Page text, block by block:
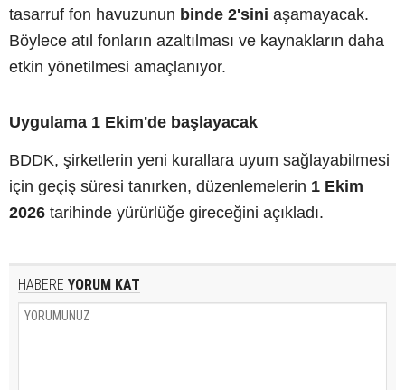
tasarruf fon havuzunun binde 2'sini aşamayacak.
Böylece atıl fonların azaltılması ve kaynakların daha
etkin yönetilmesi amaçlanıyor.
Uygulama 1 Ekim'de başlayacak
BDDK, şirketlerin yeni kurallara uyum sağlayabilmesi
için geçiş süresi tanırken, düzenlemelerin 1 Ekim
2026 tarihinde yürürlüğe gireceğini açıkladı.
HABERE YORUM KAT